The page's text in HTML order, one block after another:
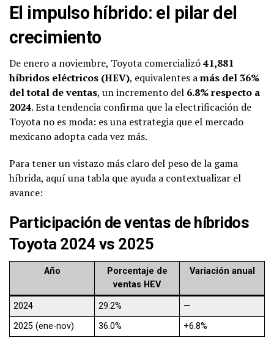
El impulso híbrido: el pilar del
crecimiento
De enero a noviembre, Toyota comercializó41,881
híbridos eléctricos (HEV), equivalentes amás del 36%
del total de ventas, un incremento del 6.8% respecto a
2024. Esta tendencia confirma que la electrificación de
Toyota no es moda: es una estrategia que el mercado
mexicano adopta cada vez más.
Para tener un vistazo más claro del peso de la gama
híbrida, aquí una tabla que ayuda a contextualizar el
avance:
Participación de ventas de híbridos
Toyota 2024 vs 2025
Año
Porcentaje de
ventas HEV
Variación anual
2024 29.2%
—
2025 (ene-nov)
36.0% +6.8%